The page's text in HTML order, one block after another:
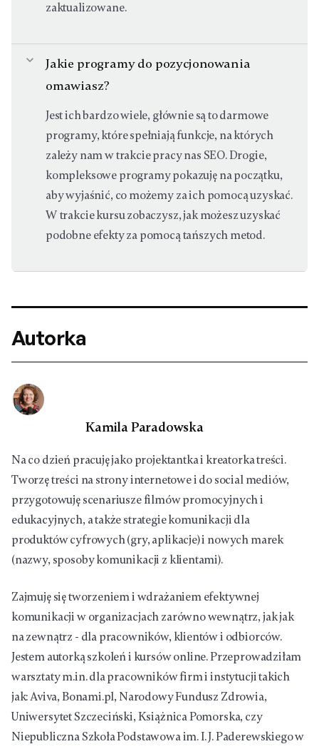
zaktualizowane.
expand_more
Jakie programy do pozycjonowania
omawiasz?
Jest ich bardzo wiele, głównie są to darmowe
programy, które spełniają funkcje, na których
zależy nam w trakcie pracy nas SEO. Drogie,
kompleksowe programy pokazuję na początku,
aby wyjaśnić, co możemy za ich pomocą uzyskać.
W trakcie kursu zobaczysz, jak możesz uzyskać
podobne efekty za pomocą tańszych metod.
Autorka
Kamila Paradowska
Na co dzień pracuję jako projektantka i kreatorka treści.
Tworzę treści na strony internetowe i do social mediów,
przygotowuję scenariusze filmów promocyjnych i
edukacyjnych, a także strategie komunikacji dla
produktów cyfrowych (gry, aplikacje) i nowych marek
(nazwy, sposoby komunikacji z klientami).
Zajmuję się tworzeniem i wdrażaniem efektywnej
komunikacji w organizacjach zarówno wewnątrz, jak jak
na zewnątrz - dla pracowników, klientów i odbiorców.
Jestem autorką szkoleń i kursów online. Przeprowadziłam
warsztaty m.in. dla pracowników firm i instytucji takich
jak: Aviva, Bonami.pl, Narodowy Fundusz Zdrowia,
Uniwersytet Szczeciński, Książnica Pomorska, czy
Niepubliczna Szkoła Podstawowa im. I. J. Paderewskiego w